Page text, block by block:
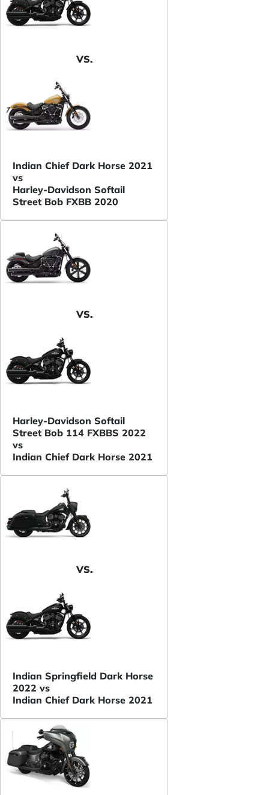
VS.
Indian Chief Dark Horse 2021
vs
Harley-Davidson Softail
Street Bob FXBB 2020
VS.
Harley-Davidson Softail
Street Bob 114 FXBBS 2022
vs
Indian Chief Dark Horse 2021
VS.
Indian Springfield Dark Horse
2022 vs
Indian Chief Dark Horse 2021